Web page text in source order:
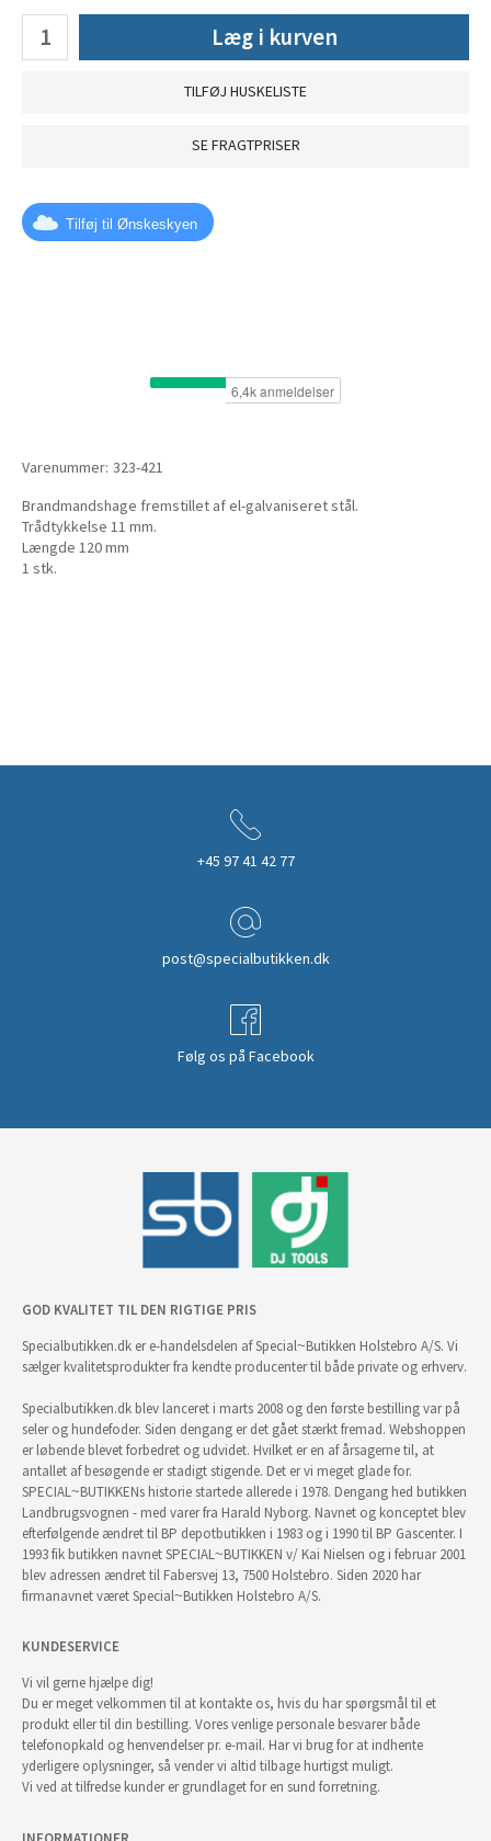
Læg i kurven
TILFØJ HUSKELISTE
SE FRAGTPRISER
Tilføj til Ønskeskyen
Varenummer: 323-421
Brandmandshage fremstillet af el-galvaniseret stål.
Trådtykkelse 11 mm.
Længde 120 mm
1 stk.
+45 97 41 42 77
post@specialbutikken.dk
Følg os på Facebook
GOD KVALITET TIL DEN RIGTIGE PRIS
Specialbutikken.dk er e-handelsdelen af Special~Butikken Holstebro A/S. Vi
sælger kvalitetsprodukter fra kendte producenter til både private og erhverv.
Specialbutikken.dk blev lanceret i marts 2008 og den første bestilling var på
seler og hundefoder. Siden dengang er det gået stærkt fremad. Webshoppen
er løbende blevet forbedret og udvidet. Hvilket er en af årsagerne til, at
antallet af besøgende er stadigt stigende. Det er vi meget glade for.
SPECIAL~BUTIKKENs historie startede allerede i 1978. Dengang hed butikken
Landbrugsvognen - med varer fra Harald Nyborg. Navnet og konceptet blev
efterfølgende ændret til BP depotbutikken i 1983 og i 1990 til BP Gascenter. I
1993 fik butikken navnet SPECIAL~BUTIKKEN v/ Kai Nielsen og i februar 2001
blev adressen ændret til Fabersvej 13, 7500 Holstebro. Siden 2020 har
firmanavnet været Special~Butikken Holstebro A/S.
KUNDESERVICE
Vi vil gerne hjælpe dig!
Du er meget velkommen til at kontakte os, hvis du har spørgsmål til et
produkt eller til din bestilling. Vores venlige personale besvarer både
telefonopkald og henvendelser pr. e-mail. Har vi brug for at indhente
yderligere oplysninger, så vender vi altid tilbage hurtigst muligt.
Vi ved at tilfredse kunder er grundlaget for en sund forretning.